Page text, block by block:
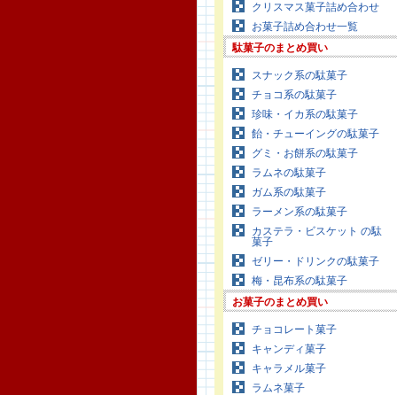
クリスマス菓子詰め合わせ
お菓子詰め合わせ一覧
駄菓子のまとめ買い
スナック系の駄菓子
チョコ系の駄菓子
珍味・イカ系の駄菓子
飴・チューイングの駄菓子
グミ・お餅系の駄菓子
ラムネの駄菓子
ガム系の駄菓子
ラーメン系の駄菓子
カステラ・ビスケット の駄
菓子
ゼリー・ドリンクの駄菓子
梅・昆布系の駄菓子
お菓子のまとめ買い
チョコレート菓子
キャンディ菓子
キャラメル菓子
ラムネ菓子